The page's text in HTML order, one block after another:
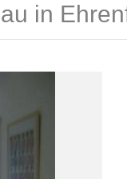
in